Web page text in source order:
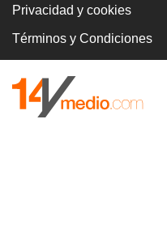
Privacidad y cookies
Términos y Condiciones